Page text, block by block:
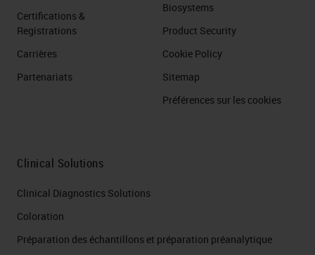
Certifications &
Registrations
Carrières
Partenariats
Biosystems
Product Security
Cookie Policy
Sitemap
Préférences sur les cookies
Clinical Solutions
Clinical Diagnostics Solutions
Coloration
Préparation des échantillons et préparation préanalytique